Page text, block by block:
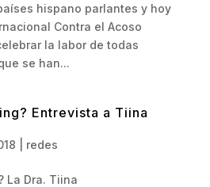
hispano parlantes y hoy
Contra el Acoso
la labor de todas
se han...
Entrevista a Tiina
redes
La Dra. Tiina